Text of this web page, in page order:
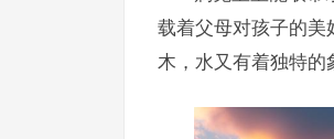
载着父母对孩子的美
木，水又有着独特的